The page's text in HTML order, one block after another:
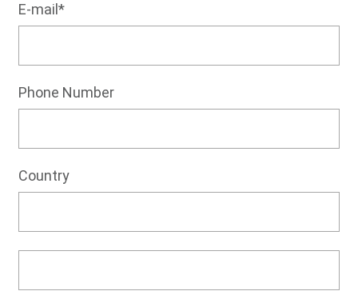
E-mail*
Phone Number
Country